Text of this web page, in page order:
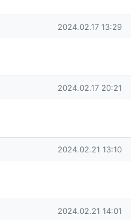
작성일
2024.02.17 13:29
작성일
2024.02.17 20:21
작성일
2024.02.21 13:10
작성일
2024.02.21 14:01